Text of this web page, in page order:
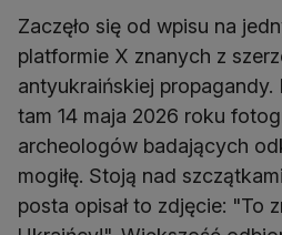
Zaczęło się od wpisu na
platformie X znanych z
antyukraińskiej propagandy.
tam 14 maja 2026 roku
archeologów badających
mogiłę. Stoją nad
posta opisał to zdjęcie: "To